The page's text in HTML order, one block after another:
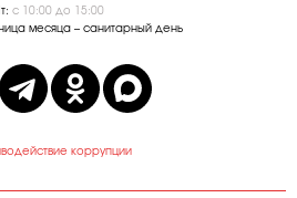
Пт: с 10:00 до 15:00
месяца – санитарный день
коррупции